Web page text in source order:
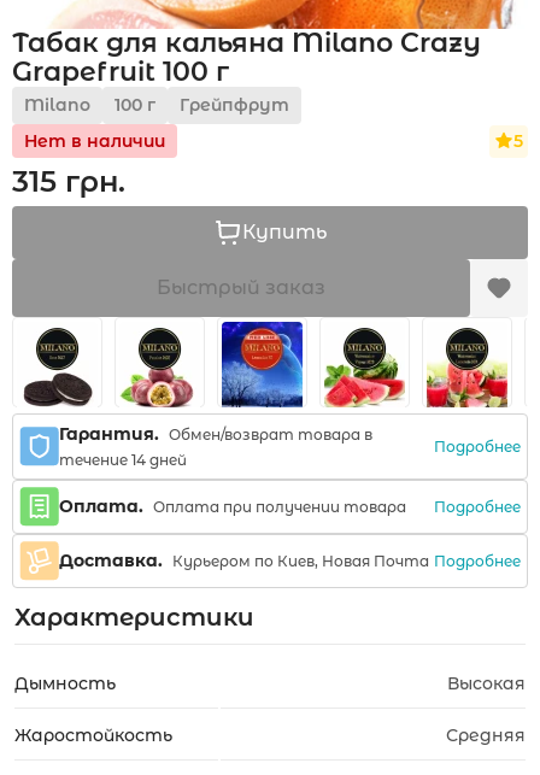
Укр
Табак для кальяна Milano Crazy
Grapefruit 100 г
Milano 100 г
Грейпфрут
Нет в наличии
5
315 грн.
Купить
Быстрый заказ
Гарантия. Обмен/возврат товара в
течение 14 дней
Подробнее
Оплата. Оплата при получении товара Подробнее
Доставка. Курьером по Киев, Новая Почта Подробнее
Характеристики
Дымность Высокая
Жаростойкость Средняя